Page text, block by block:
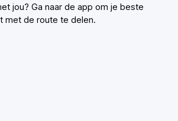
jou? Ga naar de app om je beste
met de route te delen.